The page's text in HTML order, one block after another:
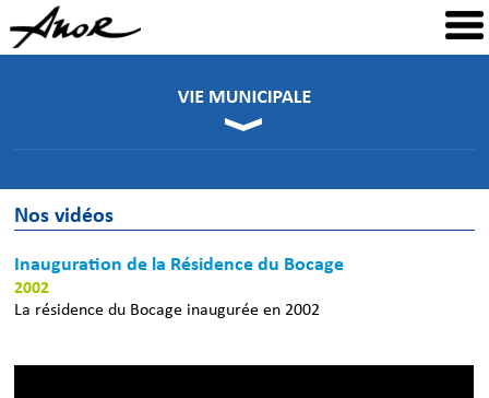
Nos vidéos
Inauguration de la Résidence du Bocage
2002
La résidence du Bocage inaugurée en 2002